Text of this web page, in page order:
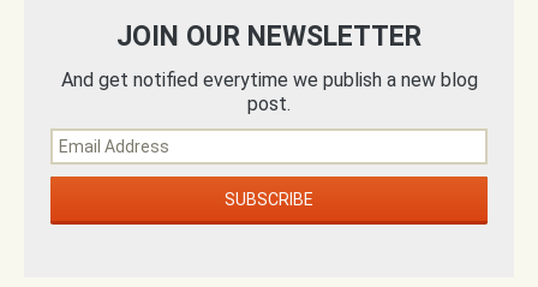
JOIN OUR NEWSLETTER
And get notified everytime we publish a new blog
post.